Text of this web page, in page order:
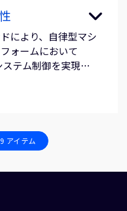
により、自律型マシ
ォームにおいて
テム制御を実現し
アイテム